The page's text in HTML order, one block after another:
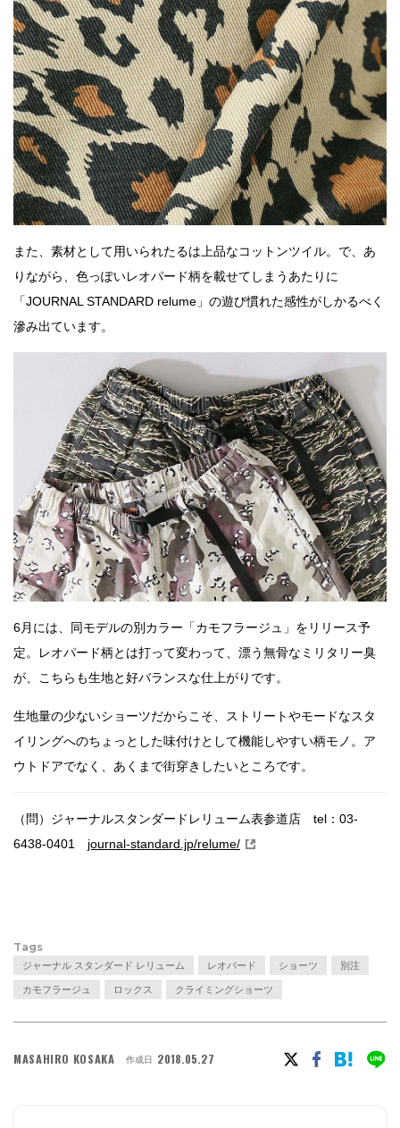
また、素材として用いられたるは上品なコットンツイル。で、あ
りながら、色っぽいレオパード柄を載せてしまうあたりに
「JOURNAL STANDARD relume」の遊び慣れた感性がしかるべく
滲み出ています。
6月には、同モデルの別カラー「カモフラージュ」をリリース予
定。レオパード柄とは打って変わって、漂う無骨なミリタリー臭
が、こちらも生地と好バランスな仕上がりです。
生地量の少ないショーツだからこそ、ストリートやモードなスタ
イリングへのちょっとした味付けとして機能しやすい柄モノ。ア
ウトドアでなく、あくまで街穿きしたいところです。
（問）ジャーナルスタンダードレリューム表参道店 tel：03-
6438-0401 journal-standard.jp/relume/
Tags
ジャーナル スタンダード レリューム レオパード ショーツ 別注
カモフラージュ ロックス クライミングショーツ
MASAHIRO KOSAKA 作成日 2018.05.27